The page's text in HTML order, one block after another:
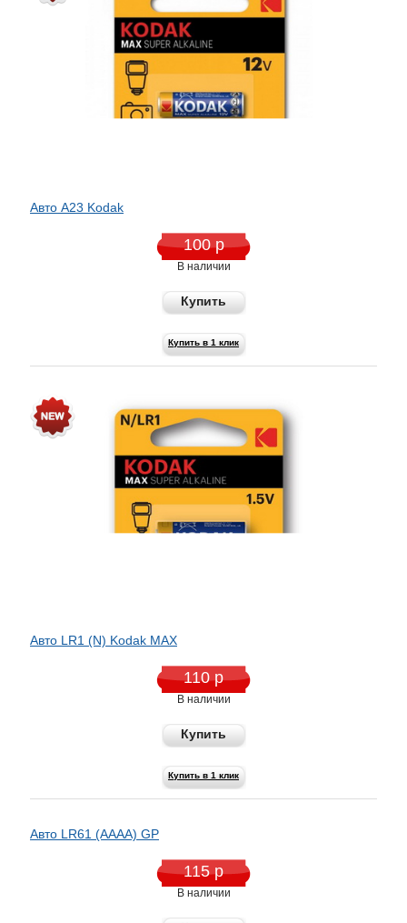
Авто A23 Kodak
100 р
В наличии
Купить
Купить в 1 клик
Авто LR1 (N) Kodak MAX
110 р
В наличии
Купить
Купить в 1 клик
Авто LR61 (AAAA) GP
115 р
В наличии